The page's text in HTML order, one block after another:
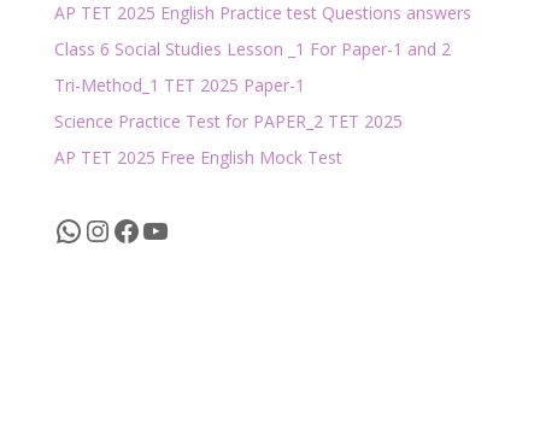
AP TET 2025 English Practice test Questions answers
Class 6 Social Studies Lesson _1 For Paper-1 and 2
Tri-Method_1 TET 2025 Paper-1
Science Practice Test for PAPER_2 TET 2025
AP TET 2025 Free English Mock Test
WhatsApp
Instagram
Facebook
YouTube